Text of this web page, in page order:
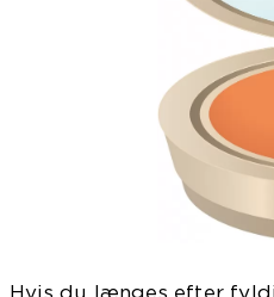
Hvis du længes efter